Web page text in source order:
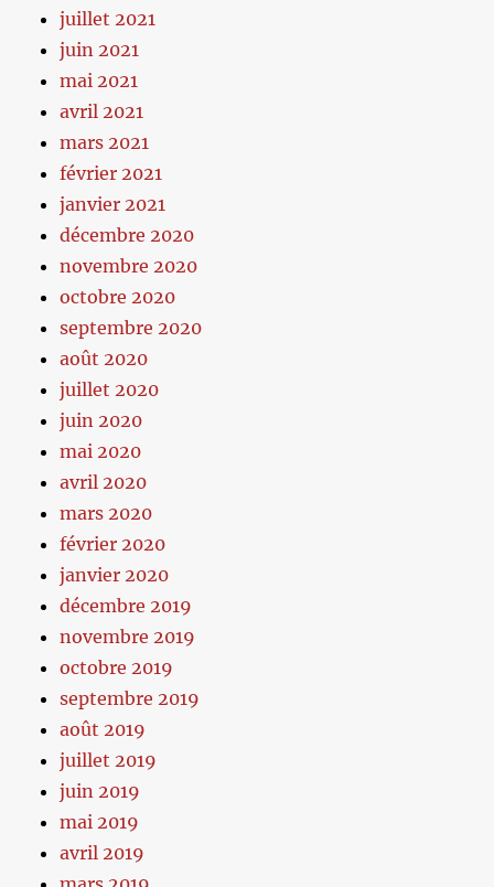
juillet 2021
juin 2021
mai 2021
avril 2021
mars 2021
février 2021
janvier 2021
décembre 2020
novembre 2020
octobre 2020
septembre 2020
août 2020
juillet 2020
juin 2020
mai 2020
avril 2020
mars 2020
février 2020
janvier 2020
décembre 2019
novembre 2019
octobre 2019
septembre 2019
août 2019
juillet 2019
juin 2019
mai 2019
avril 2019